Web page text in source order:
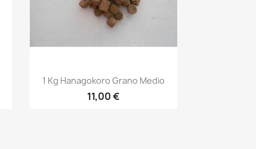
Vista rápida
1 Kg Hanagokoro Grano Medio
11,00 €